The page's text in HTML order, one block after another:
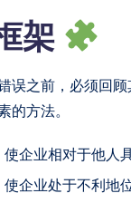
架
误之前，必须回
的方法。
使企业相对于他人
使企业处于不利地